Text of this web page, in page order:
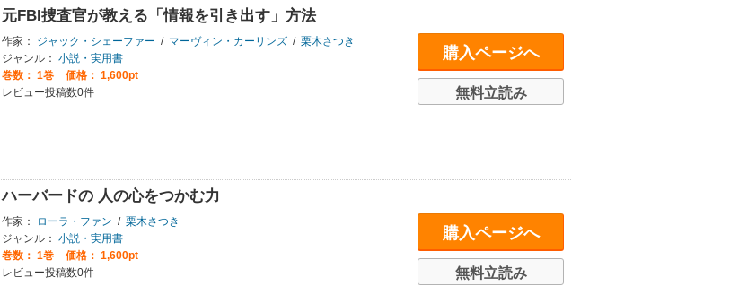
元FBI捜査官が教える「情報を引き出す」方法
作家： ジャック・シェーファー / マーヴィン・カーリンズ / 栗木さつき
ジャンル： 小説・実用書
巻数： 1巻
価格： 1,600pt
レビュー投稿数0件
購入ページへ
無料立読み
ハーバードの 人の心をつかむ力
作家： ローラ・ファン / 栗木さつき
ジャンル： 小説・実用書
巻数： 1巻
価格： 1,600pt
レビュー投稿数0件
購入ページへ
無料立読み